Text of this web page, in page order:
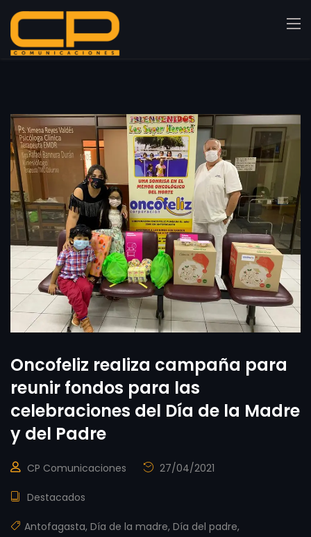
Oncofeliz realiza campaña para
reunir fondos para las
celebraciones del Día de la Madre
y del Padre
CP Comunicaciones 27/04/2021
Destacados
Antofagasta, Día de la madre, Día del padre,